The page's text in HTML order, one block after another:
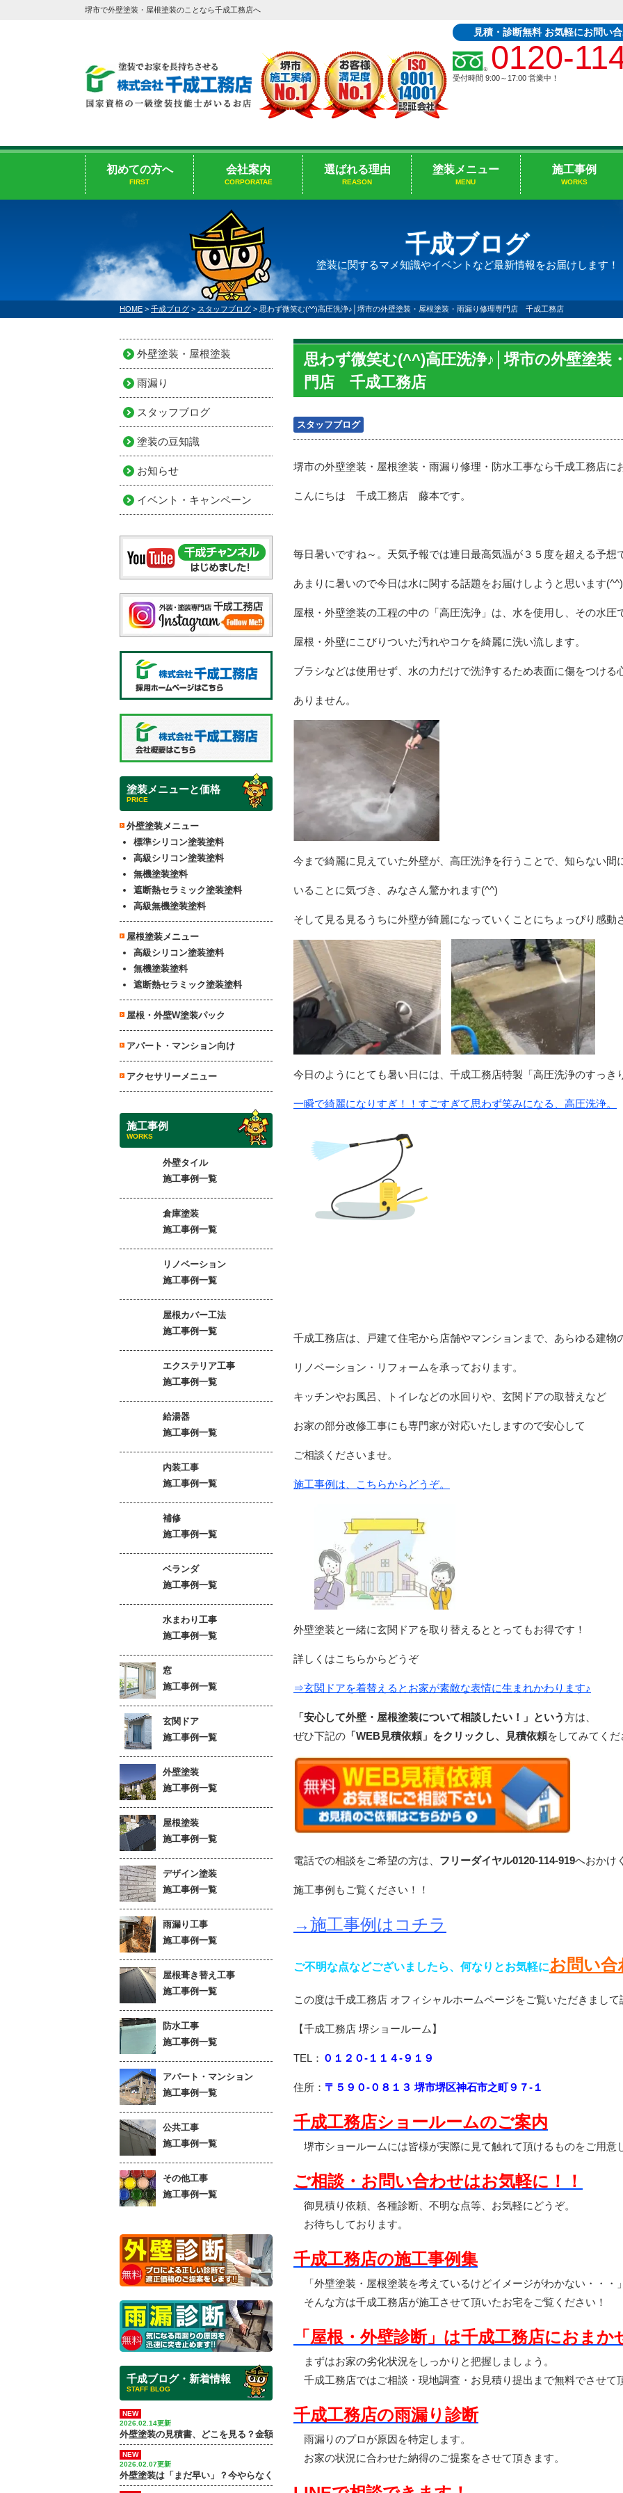
堺市で外壁塗装・屋根塗装のことなら千成工務店へ
見積・診断無料 お気軽にお問い
0120-
受付時間 9:00～17:00 営業中！
初めての方へ
FIRST
会社案内
CORPORATAE
選ばれる理由
REASON
塗装メニュー
MENU
施工事例
WORKS
千成ブログ
塗装に関するマメ知識やイベントなど最新情報をお届けします！
HOME > 千成ブログ > スタッフブログ > 思わず微笑む(^^)高圧洗浄♪│堺市の外壁塗装・屋根塗装・雨漏り修理専門店 千成工務店
思わず微笑む(^^)高圧洗浄♪│堺市の外壁塗装
門店 千成工務店
スタッフブログ
堺市の外壁塗装・屋根塗装・雨漏り修理・防水工事なら千成工務店に
こんにちは 千成工務店 藤本です。
毎日暑いですね～。天気予報では連日最高気温が３５度を超える予想
あまりに暑いので今日は水に関する話題をお届けしようと思います(^^)
屋根・外壁塗装の工程の中の「高圧洗浄」は、水を使用し、その水圧
屋根・外壁にこびりついた汚れやコケを綺麗に洗い流します。
ブラシなどは使用せず、水の力だけで洗浄するため表面に傷をつける
ありません。
今まで綺麗に見えていた外壁が、高圧洗浄を行うことで、知らない間
いることに気づき、みなさん驚かれます(^^)
そして見る見るうちに外壁が綺麗になっていくことにちょっぴり感動
今日のようにとても暑い日には、千成工務店特製「高圧洗浄のすっき
一瞬で綺麗になりすぎ！！すごすぎて思わず笑みになる、高圧洗浄。
千成工務店は、戸建て住宅から店舗やマンションまで、あらゆる建物
リノベーション・リフォームを承っております。
キッチンやお風呂、トイレなどの水回りや、玄関ドアの取替えなど
お家の部分改修工事にも専門家が対応いたしますので安心して
ご相談くださいませ。
施工事例は、こちらからどうぞ。
外壁塗装と一緒に玄関ドアを取り替えるととってもお得です！
詳しくはこちらからどうぞ
⇒玄関ドアを着替えるとお家が素敵な表情に生まれかわります♪
「安心して外壁・屋根塗装について相談したい！」という方は、
ぜひ下記の 「WEB見積依頼」をクリックし、見積依頼をしてみてく
電話での相談をご希望の方は、 フリーダイヤル0120-114-919へおかけ
施工事例もご覧ください！！
→施工事例はコチラ
ご不明な点などございましたら、何なりとお気軽にお問い合
この度は千成工務店 オフィシャルホームページをご覧いただきまし
【千成工務店 堺ショールーム】
TEL： ０１２０-１１４-９１９
住所： 〒５９０-０８１３ 堺市堺区神石市之町９７-１
千成工務店ショールームのご案内
堺市ショールームには皆様が実際に見て触れて頂けるものをご用意
ご相談・お問い合わせはお気軽に！！
御見積り依頼、各種診断、不明な点等、お気軽にどうぞ。
お待ちしております。
千成工務店の施工事例集
「外壁塗装・屋根塗装を考えているけどイメージがわかない・・・
そんな方は千成工務店が施工させて頂いたお宅をご覧ください！
「屋根・外壁診断」は千成工務店におま
まずはお家の劣化状況をしっかりと把握しましょう。
千成工務店ではご相談・現地調査・お見積り提出まで無料でさせて
千成工務店の雨漏り診断
雨漏りのプロが原因を特定します。
お家の状況に合わせた納得のご提案をさせて頂きます。
外壁塗装・屋根塗装
雨漏り
スタッフブログ
塗装の豆知識
お知らせ
イベント・キャンペーン
塗装メニューと価格
PRICE
外壁塗装メニュー
標準シリコン塗装塗料
高級シリコン塗装塗料
無機塗装塗料
遮断熱セラミック塗装塗料
高級無機塗装塗料
屋根塗装メニュー
高級シリコン塗装塗料
無機塗装塗料
遮断熱セラミック塗装塗料
屋根・外壁W塗装パック
アパート・マンション向け
アクセサリーメニュー
施工事例
WORKS
外壁タイル
施工事例一覧
倉庫塗装
施工事例一覧
リノベーション
施工事例一覧
屋根カバー工法
施工事例一覧
エクステリア工事
施工事例一覧
給湯器
施工事例一覧
内装工事
施工事例一覧
補修
施工事例一覧
ベランダ
施工事例一覧
水まわり工事
施工事例一覧
窓
施工事例一覧
玄関ドア
施工事例一覧
外壁塗装
施工事例一覧
屋根塗装
施工事例一覧
デザイン塗装
施工事例一覧
雨漏り工事
施工事例一覧
屋根葺き替え工事
施工事例一覧
防水工事
施工事例一覧
アパート・マンション
施工事例一覧
公共工事
施工事例一覧
その他工事
施工事例一覧
千成ブログ・新着情報
STAFF BLOG
NEW
2026.02.14更新
外壁塗装の見積書、どこを見る？金額差が出る本当の理由
NEW
2026.02.07更新
外壁塗装は「まだ早い」？今やらなくていい家・やるべき家の線引き